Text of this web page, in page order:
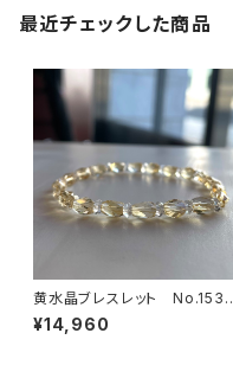
最近チェックした商品
黄水晶ブレスレット No.1536
5
¥14,960